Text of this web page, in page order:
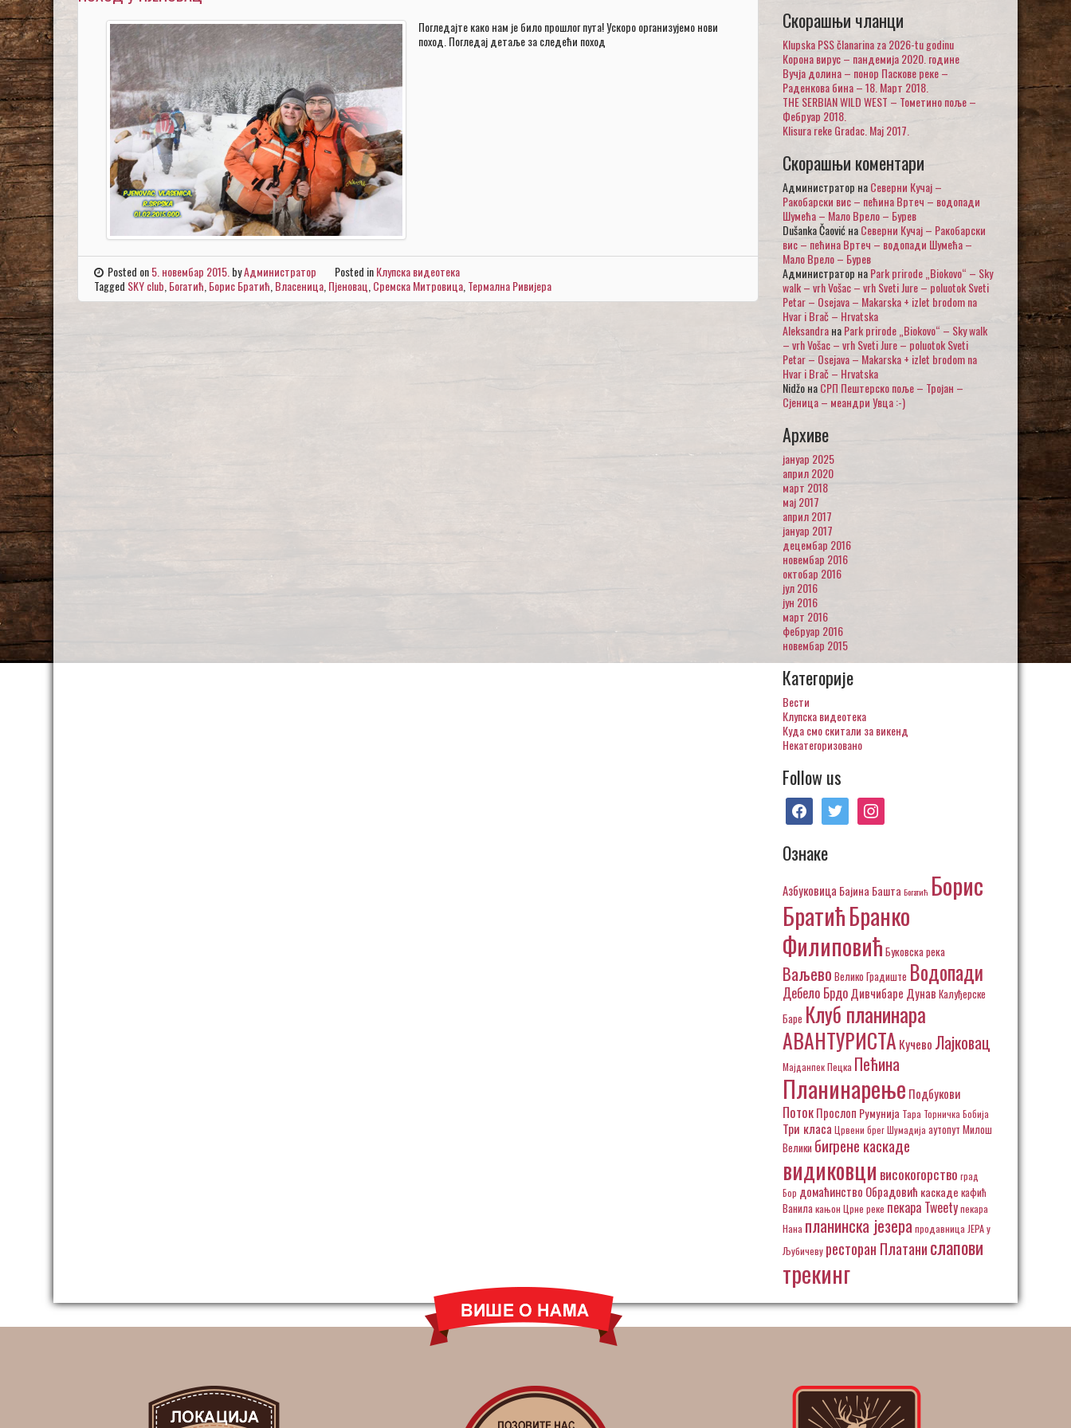
Погледајте како нам је било прошлог пута! Ускоро организујемо нови
поход. Погледај детаље за следећи поход
Posted on5. новембар 2015. byАдминистратор Posted inКлупска видеотека
Tagged SKY club Богатић Борис Братић Власеница Пјеновац Сремска Митровица Термална Ривијера
Скорашњи чланци
Klupska PSS članarina za 2026-tu godinu
Корона вирус – пандемија 2020. године
Вучја долина – понор Паскове реке –
Раденкова бина – 18. Март 2018.
THE SERBIAN WILD WEST – Тометино поље –
Фебруар 2018.
Klisura reke Gradac. Maj 2017.
Скорашњи коментари
Администратор наСеверни Кучај –
Ракобарски вис – пећина Вртеч – водопади
Шумећа – Мало Врело – Бурев
Dušanka ČaovićнаСеверни Кучај – Ракобарски
вис – пећина Вртеч – водопади Шумећа –
Мало Врело – Бурев
Администратор наPark prirode „Biokovo“ – Sky
walk – vrh Vošac – vrh Sveti Jure – poluotok Sveti
Petar – Osejava – Makarska + izlet brodom na
Hvar i Brač – Hrvatska
AleksandraнаPark prirode „Biokovo“ – Sky walk
– vrh Vošac – vrh Sveti Jure – poluotok Sveti
Petar – Osejava – Makarska + izlet brodom na
Hvar i Brač – Hrvatska
NidžoнаСРП Пештерско поље – Тројан –
Сјеница – меандри Увца :-)
Архиве
јануар 2025
април 2020
март 2018
мај 2017
април 2017
јануар 2017
децембар 2016
новембар 2016
октобар 2016
јул 2016
јун 2016
март 2016
фебруар 2016
новембар 2015
Категорије
Вести
Клупска видеотека
Куда смо скитали за викенд
Некатегоризовано
Follow us
facebooktwitter instagram
Ознаке
Азбуковица Бајина Башта Богатић Борис
БратићБранко
Филиповић Буковска река
Ваљево Велико Градиште Водопади
Дебело БрдоДивчибаре Дунав Калуђерске
Баре Клуб планинара
АВАНТУРИСТА Кучево Лајковац
МајданпекПецка Пећина
Планинарење Подбукови
ПотокПрослоп Румунија Тара Торничка Бобија
Три класа Црвени брегШумадија аутопут Милош
Велики бигрене каскаде
видиковци високогорство град
Бор домаћинство Обрадовић каскаде кафић
Ванила кањон Црне реке пекара Tweetyпекара
Нана планинска језера продавница ЈЕРА у
Љубичеву ресторан Платанислапови
трекинг